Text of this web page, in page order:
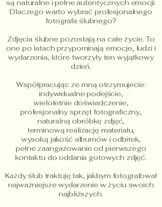
są naturalne i pełne autentycznych emocji.
Dlaczego warto wybrać profesjonalnego
fotografa ślubnego?
Zdjęcia ślubne pozostają na całe życie. To
one po latach przypominają emocje, ludzi i
wydarzenia, które tworzyły ten wyjątkowy
dzień.
Współpracując ze mną otrzymujecie:
indywidualne podejście,
wieloletnie doświadczenie,
profesjonalny sprzęt fotograficzny,
naturalną obróbkę zdjęć,
terminową realizację materiału,
wysoką jakość albumów i odbitek,
pełne zaangażowanie od pierwszego
kontaktu do oddania gotowych zdjęć.
Każdy ślub traktuję tak, jakbym fotografował
najważniejsze wydarzenie w życiu swoich
najbliższych.